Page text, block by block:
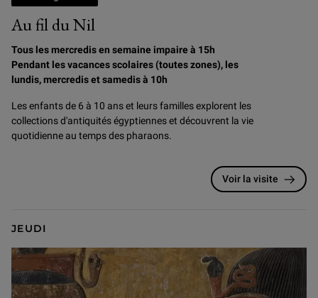
Au fil du Nil
Tous les mercredis en semaine impaire à 15h
Pendant les vacances scolaires (toutes zones), les
lundis, mercredis et samedis à 10h
Les enfants de 6 à 10 ans et leurs familles explorent les
collections d'antiquités égyptiennes et découvrent la vie
quotidienne au temps des pharaons.
Voir la visite
JEUDI